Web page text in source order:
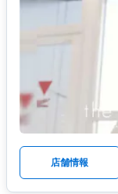
店舗情報